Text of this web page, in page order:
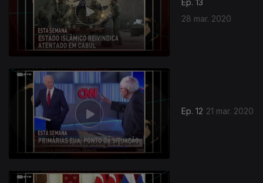
28 mar. 2020
Ep. 12 21 mar. 2020